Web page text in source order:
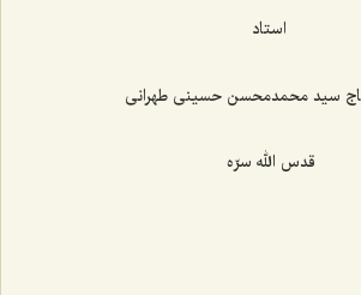
استاد
حاج سید محمدمحسن حسینی طهرانی
قدس الله سرّه